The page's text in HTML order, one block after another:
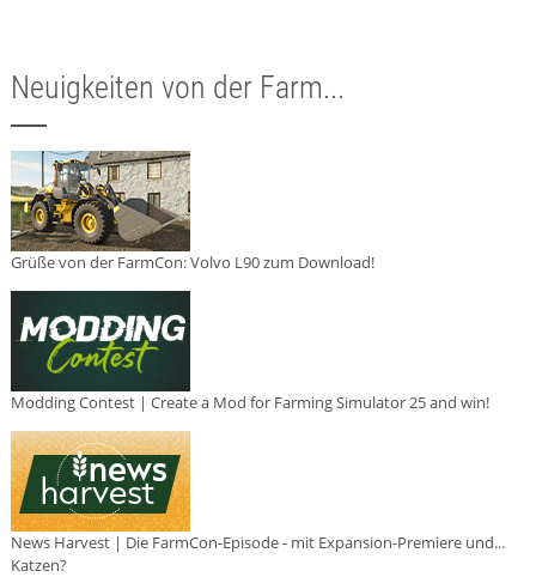
Neuigkeiten von der Farm...
Grüße von der FarmCon: Volvo L90 zum Download!
Modding Contest | Create a Mod for Farming Simulator 25 and win!
News Harvest | Die FarmCon-Episode - mit Expansion-Premiere und...
Katzen?